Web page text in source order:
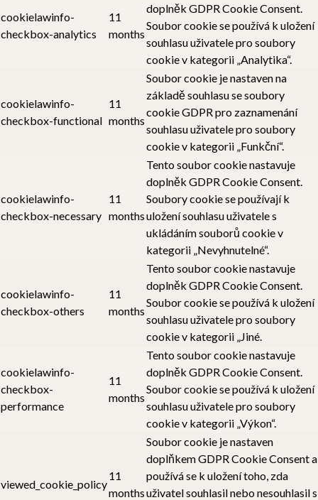
cookielawinfo-
checkbox-analytics
11
months
doplněk GDPR Cookie Consent.
Soubor cookie se používá k uložení
souhlasu uživatele pro soubory
cookie v kategorii „Analytika“.
cookielawinfo-
checkbox-functional
11
months
Soubor cookie je nastaven na
základě souhlasu se soubory
cookie GDPR pro zaznamenání
souhlasu uživatele pro soubory
cookie v kategorii „Funkční“.
cookielawinfo-
checkbox-necessary
11
months
Tento soubor cookie nastavuje
doplněk GDPR Cookie Consent.
Soubory cookie se používají k
uložení souhlasu uživatele s
ukládáním souborů cookie v
kategorii „Nevyhnutelné“.
cookielawinfo-
checkbox-others
11
months
Tento soubor cookie nastavuje
doplněk GDPR Cookie Consent.
Soubor cookie se používá k uložení
souhlasu uživatele pro soubory
cookie v kategorii „Jiné.
cookielawinfo-
checkbox-
performance
11
months
Tento soubor cookie nastavuje
doplněk GDPR Cookie Consent.
Soubor cookie se používá k uložení
souhlasu uživatele pro soubory
cookie v kategorii „Výkon“.
viewed_cookie_policy
11
months
Soubor cookie je nastaven
doplňkem GDPR Cookie Consent a
používá se k uložení toho, zda
uživatel souhlasil nebo nesouhlasil s